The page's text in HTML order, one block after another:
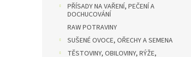
PŘÍSADY NA VAŘENÍ, PEČENÍ A
DOCHUCOVÁNÍ
RAW POTRAVINY
SUŠENÉ OVOCE, OŘECHY A SEMENA
TĚSTOVINY, OBILOVINY, RÝŽE,